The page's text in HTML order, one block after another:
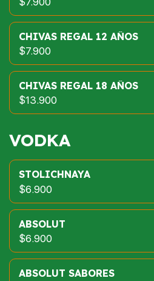
CHIVAS REGAL 12 AÑOS
$7.900
CHIVAS REGAL 18 AÑOS
$13.900
VODKA
STOLICHNAYA
$6.900
ABSOLUT
$6.900
ABSOLUT SABORES